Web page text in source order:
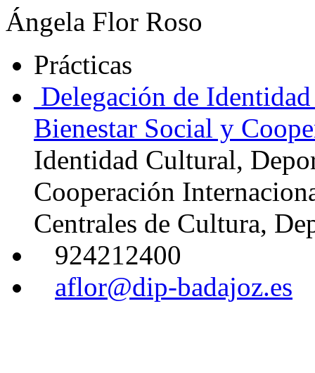
Ángela Flor Roso
Prácticas
Delegación de
Bienestar Social y
Identidad Cultural,
Cooperación
Centrales de Cultura,
924212400
aflor@dip-badajoz.es